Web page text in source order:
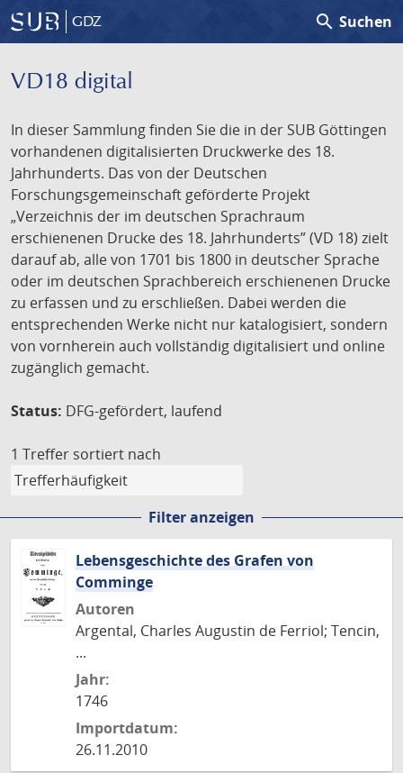
GDZ search Suchen
VD18 digital
In dieser Sammlung finden Sie die in der SUB Göttingen
vorhandenen digitalisierten Druckwerke des 18.
Jahrhunderts. Das von der Deutschen
Forschungsgemeinschaft geförderte Projekt
„Verzeichnis der im deutschen Sprachraum
erschienenen Drucke des 18. Jahrhunderts” (VD 18) zielt
darauf ab, alle von 1701 bis 1800 in deutscher Sprache
oder im deutschen Sprachbereich erschienenen Drucke
zu erfassen und zu erschließen. Dabei werden die
entsprechenden Werke nicht nur katalogisiert, sondern
von vornherein auch vollständig digitalisiert und online
zugänglich gemacht.
Status: DFG-gefördert, laufend
1 Treffer sortiert nach
Filter anzeigen
Lebensgeschichte des Grafen von
Comminge
Autoren
Argental, Charles Augustin de Ferriol; Tencin,
...
Jahr:
1746
Importdatum:
26.11.2010